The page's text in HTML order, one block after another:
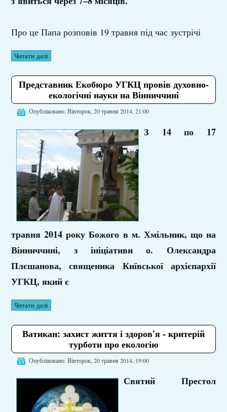
Про це Папа розповів 19 травня під час зустрічі
Читати далі
Представник Екобюро УГКЦ провів духовно-
екологічні науки на Вінниччині
Опубліковано: Вівторок, 20 травня 2014, 21:00
З 14 по 17
травня 2014 року Божого в м. Хмільник, що на
Вінниччині, з ініціативи о. Олександра
Плєшанова, священика Київської архієпархії
УГКЦ, який є
Читати далі
Ватикан: захист життя і здоров'я - критерій
турботи про екологію
Опубліковано: Вівторок, 20 травня 2014, 19:00
Святий Престол